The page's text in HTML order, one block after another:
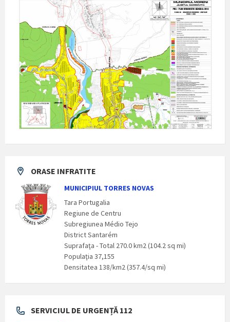
ORASE INFRATITE
MUNICIPIUL TORRES NOVAS
Tara Portugalia
Regiune de Centru
Subregiunea Médio Tejo
District Santarém
Suprafaţa - Total 270.0 km2 (104.2 sq mi)
Populaţia 37,155
Densitatea 138/km2 (357.4/sq mi)
SERVICIUL DE URGENȚĂ 112